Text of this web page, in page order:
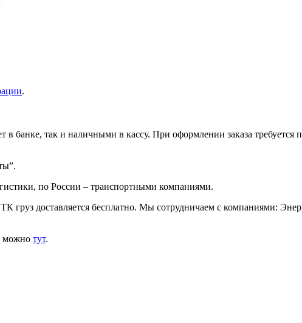
.
банке, так и наличными в кассу. При оформлении заказа требуется
по России – транспортными компаниями.
груз доставляется бесплатно. Мы сотрудничаем с компаниями:
можно тут.